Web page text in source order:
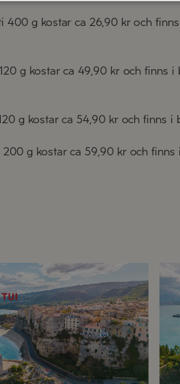
400 g kostar ca 26,90 kr och
g kostar ca 49,90 kr och finns
g kostar ca 54,90 kr och finns i
g kostar ca 59,90 kr och